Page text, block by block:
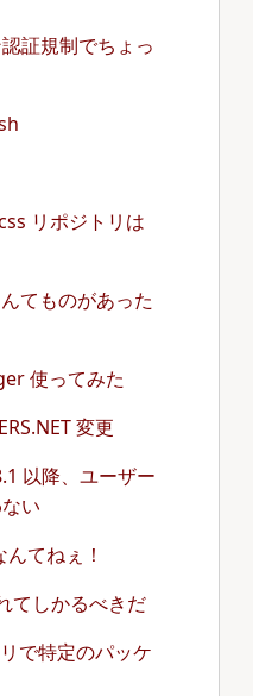
証規制でちょっ
リポジトリは
てものがあった
使ってみた
変更
以降、ユーザー
い
てねぇ！
てしかるべきだ
で特定のパッケ